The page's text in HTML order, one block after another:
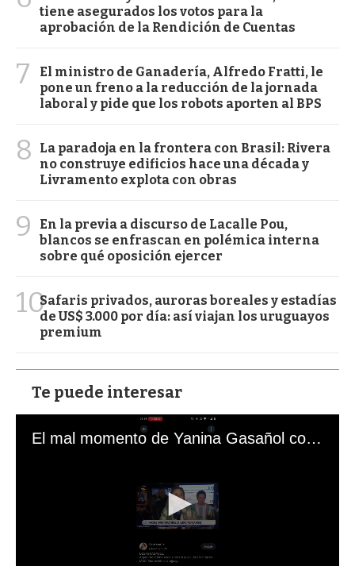
tiene asegurados los votos para la
aprobación de la Rendición de Cuentas
7
El ministro de Ganadería, Alfredo Fratti, le
pone un freno a la reducción de la jornada
laboral y pide que los robots aporten al BPS
8
La paradoja en la frontera con Brasil: Rivera
no construye edificios hace una década y
Livramento explota con obras
9
En la previa a discurso de Lacalle Pou,
blancos se enfrascan en polémica interna
sobre qué oposición ejercer
10Safaris privados, auroras boreales y estadías
de US$ 3.000 por día: así viajan los uruguayos
premium
Te puede interesar
El mal momento de Yanina Gasañol con un hincha argentino en "Subrayado"